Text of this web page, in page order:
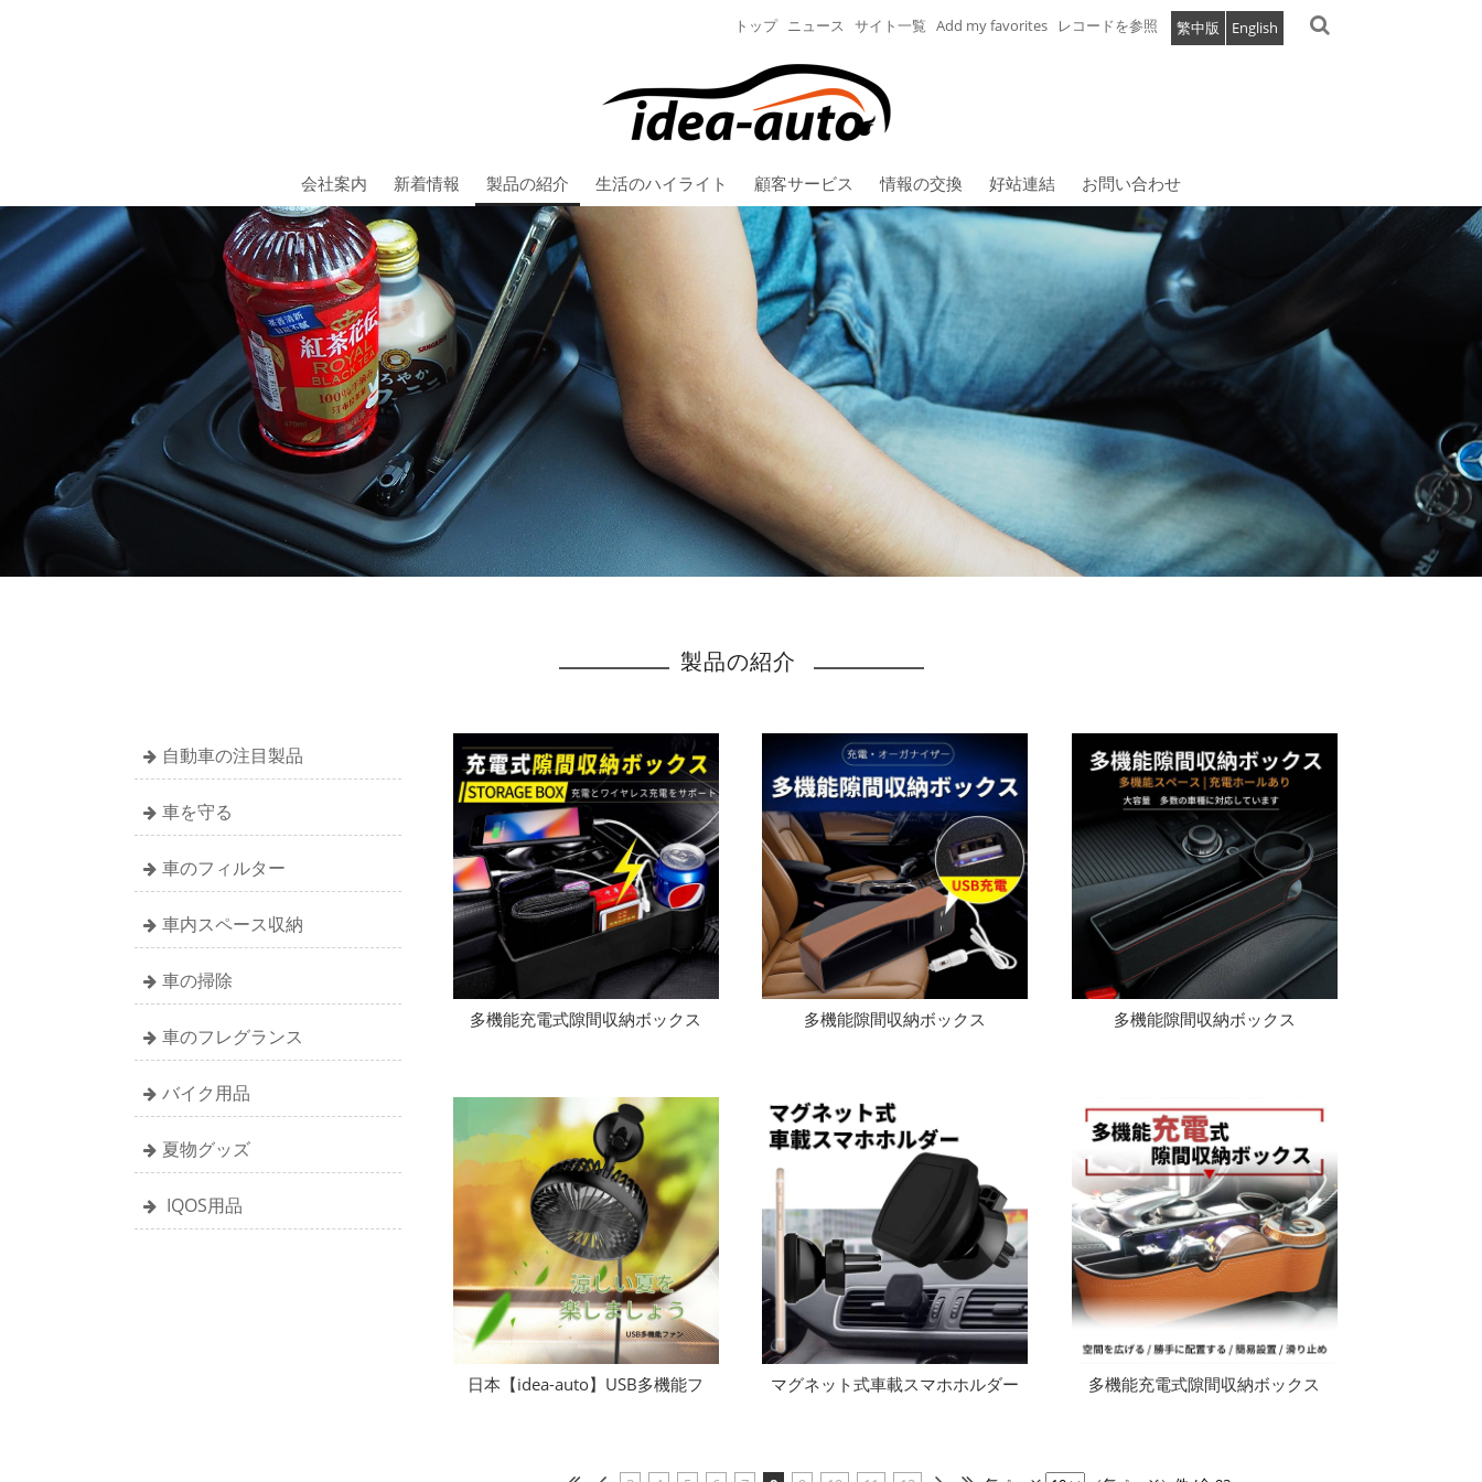
トップ ニュース サイト一覧 Add my favorites 繁中版 English
レコードを参照
会社案内 新着情報 製品の紹介 生活のハイライト 顧客サービス 情報の交換 好站連結 お問い合わせ
製品の紹介
自動車の注目製品
車を守る
車のフィルター
車内スペース収納
車の掃除
車のフレグランス
バイク用品
夏物グッズ
IQOS用品
多機能充電式隙間収納ボックス 多機能隙間収納ボックス 多機能隙間収納ボックス
日本【idea-auto】USB多機能フ マグネット式車載スマホホルダー 多機能充電式隙間収納ボックス